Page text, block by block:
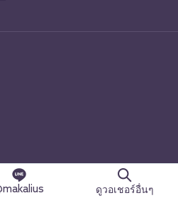
ดูวอเชอร์อื่นๆ